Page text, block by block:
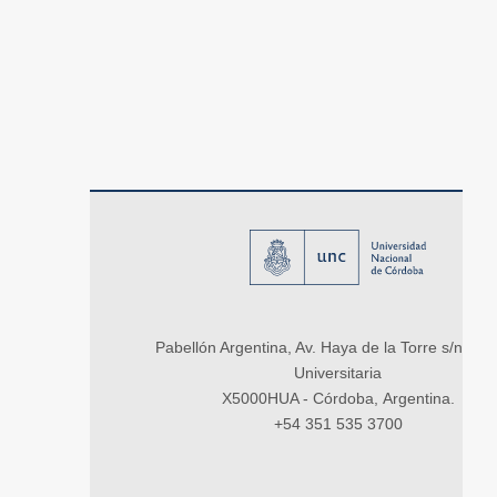
Pabellón Argentina, Av. Haya de la Torre s/n,
Universitaria
X5000HUA - Córdoba, Argentina.
+54 351 535 3700